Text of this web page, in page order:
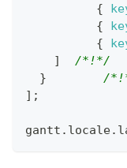
{
{
{
]
/*!*/
}
/
] ;
gantt . locale.